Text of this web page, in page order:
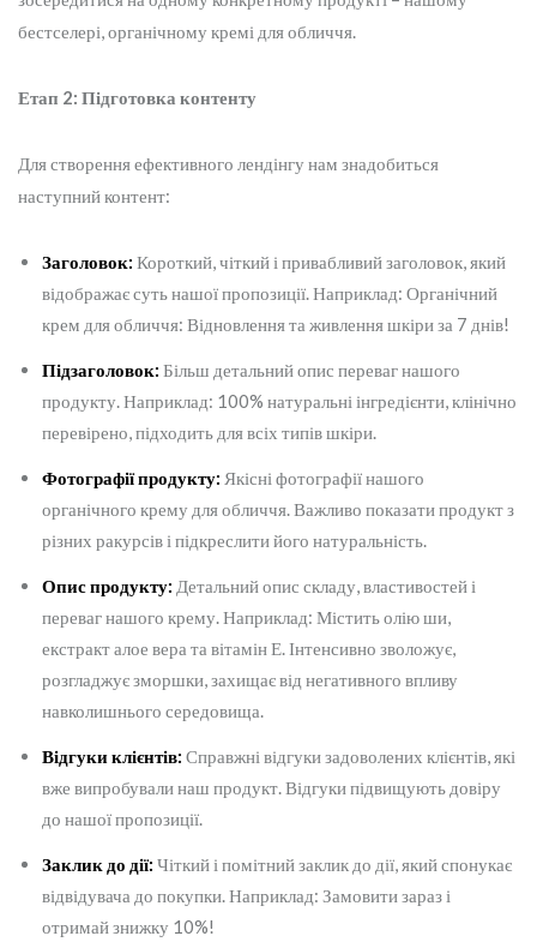
бестселері, органічному кремі для обличчя.
Етап 2: Підготовка контенту
Для створення ефективного лендінгу нам знадобиться
наступний контент:
Заголовок: Короткий, чіткий і привабливий заголовок, який
відображає суть нашої пропозиції. Наприклад: Органічний
крем для обличчя: Відновлення та живлення шкіри за 7 днів!
Підзаголовок: Більш детальний опис переваг нашого
продукту. Наприклад: 100% натуральні інгредієнти, клінічно
перевірено, підходить для всіх типів шкіри.
Фотографії продукту: Якісні фотографії нашого
органічного крему для обличчя. Важливо показати продукт з
різних ракурсів і підкреслити його натуральність.
Опис продукту: Детальний опис складу, властивостей і
переваг нашого крему. Наприклад: Містить олію ши,
екстракт алое вера та вітамін Е. Інтенсивно зволожує,
розгладжує зморшки, захищає від негативного впливу
навколишнього середовища.
Відгуки клієнтів: Справжні відгуки задоволених клієнтів, які
вже випробували наш продукт. Відгуки підвищують довіру
до нашої пропозиції.
Заклик до дії: Чіткий і помітний заклик до дії, який спонукає
відвідувача до покупки. Наприклад: Замовити зараз і
отримай знижку 10%!